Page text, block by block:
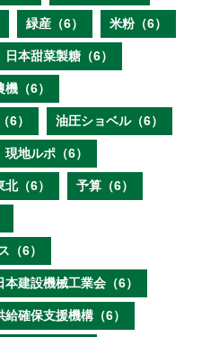
緑産（6） 米粉（6）
日本甜菜製糖（6）
（6）
6） 油圧ショベル（6）
現地ルポ（6）
（6） 予算（6）
（6）
本建設機械工業会（6）
確保支援機構（6）